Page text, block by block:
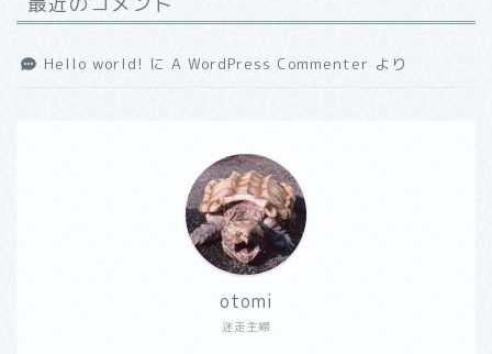
Hello world! に A WordPress Commenter より
迷走主婦
otomi